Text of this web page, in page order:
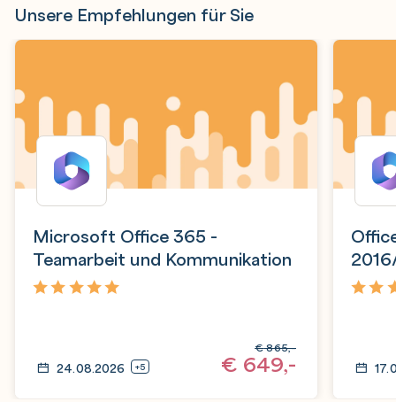
Unsere Empfehlungen für Sie
Microsoft Office 365 -
Teamarbeit und Kommunikation
24.08.2026 +5 € 649,-
€865,-